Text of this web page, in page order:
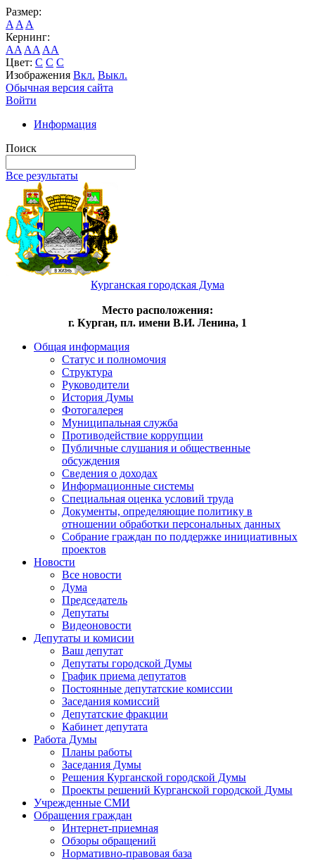
Размер:
A A A
Кернинг:
AA AA AA
Цвет: C C C
Изображения Вкл. Выкл.
Обычная версия сайта
Войти
Информация
Поиск
Все результаты
Курганская городская Дума
Место расположения:
г. Курган, пл. имени В.И. Ленина, 1
Общая информация
Статус и полномочия
Структура
Руководители
История Думы
Фотогалерея
Муниципальная служба
Противодействие коррупции
Публичные слушания и общественные
обсуждения
Сведения о доходах
Информационные системы
Специальная оценка условий труда
Документы, определяющие политику в
отношении обработки персональных данных
Собрание граждан по поддержке инициативных
проектов
Новости
Все новости
Дума
Председатель
Депутаты
Видеоновости
Депутаты и комисии
Ваш депутат
Депутаты городской Думы
График приема депутатов
Постоянные депутатские комиссии
Заседания комиссий
Депутатские фракции
Кабинет депутата
Работа Думы
Планы работы
Заседания Думы
Решения Курганской городской Думы
Проекты решений Курганской городской Думы
Учрежденные СМИ
Обращения граждан
Интернет-приемная
Обзоры обращений
Нормативно-правовая база